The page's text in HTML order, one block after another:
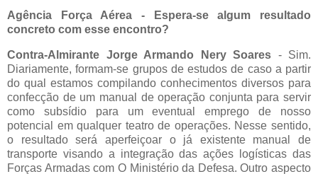
Agência Força Aérea - Espera-se algum resultado
concreto com esse encontro?
Contra-Almirante Jorge Armando Nery Soares - Sim.
Diariamente, formam-se grupos de estudos de caso a partir
do qual estamos compilando conhecimentos diversos para
confecção de um manual de operação conjunta para servir
como subsídio para um eventual emprego de nosso
potencial em qualquer teatro de operações. Nesse sentido,
o resultado será aperfeiçoar o já existente manual de
transporte visando a integração das ações logísticas das
Forças Armadas com O Ministério da Defesa. Outro aspecto